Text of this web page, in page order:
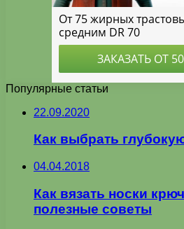
Популярные статьи
22.09.2020
Как выбрать
04.04.2018
Как вязать носки
полезные советы